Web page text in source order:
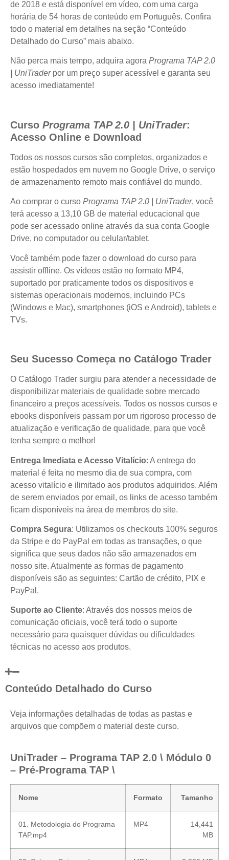
de 2018 e está disponível em vídeo, com uma carga
horária de 54 horas de conteúdo em Português. Confira
todo o material em detalhes na seção “Conteúdo
Detalhado do Curso” mais abaixo.
Não perca mais tempo, adquira agora Programa TAP 2.0
| UniTraderpor um preço super acessível e garanta seu
acesso imediatamente!
Curso Programa TAP 2.0 | UniTrader:
Acesso Online e Download
Todos os nossos cursos são completos, organizados e
estão hospedados em nuvem no Google Drive, o serviço
de armazenamento remoto mais confiável do mundo.
Ao comprar o curso Programa TAP 2.0 | UniTrader, você
terá acesso a 13,10 GB de material educacional que
pode ser acessado online através da sua conta Google
Drive, no computador ou celular/tablet.
Você também pode fazer o download do curso para
assistir offline. Os vídeos estão no formato MP4,
suportado por praticamente todos os dispositivos e
sistemas operacionais modernos, incluindo PCs
(Windows e Mac), smartphones (iOS e Android), tablets e
TVs.
Seu Sucesso Começa no Catálogo Trader
O Catálogo Trader surgiu para atender a necessidade de
disponibilizar materiais de qualidade sobre mercado
financeiro a preços acessíveis. Todos os nossos cursos e
ebooks disponíveis passam por um rigoroso processo de
atualização e verificação de qualidade, para que você
tenha sempre o melhor!
Entrega Imediata e Acesso Vitalício: A entrega do
material é feita no mesmo dia de sua compra, com
acesso vitalício e ilimitado aos produtos adquiridos. Além
de serem enviados por email, os links de acesso também
ficam disponíveis na área de membros do site.
Compra Segura: Utilizamos os checkouts 100% seguros
da Stripe e do PayPal em todas as transações, o que
significa que seus dados não são armazenados em
nosso site. Atualmente as formas de pagamento
disponíveis são as seguintes: Cartão de crédito, PIX e
PayPal.
Suporte ao Cliente: Através dos nossos meios de
comunicação oficiais, você terá todo o suporte
necessário para quaisquer dúvidas ou dificuldades
técnicas no acesso aos produtos.
Conteúdo Detalhado do Curso
Veja informações detalhadas de todas as pastas e
arquivos que compõem o material deste curso.
UniTrader – Programa TAP 2.0 \ Módulo 0
– Pré-Programa TAP \
Nome Formato Tamanho
01. Metodologia do Programa
TAP.mp4
MP4
14,441
MB